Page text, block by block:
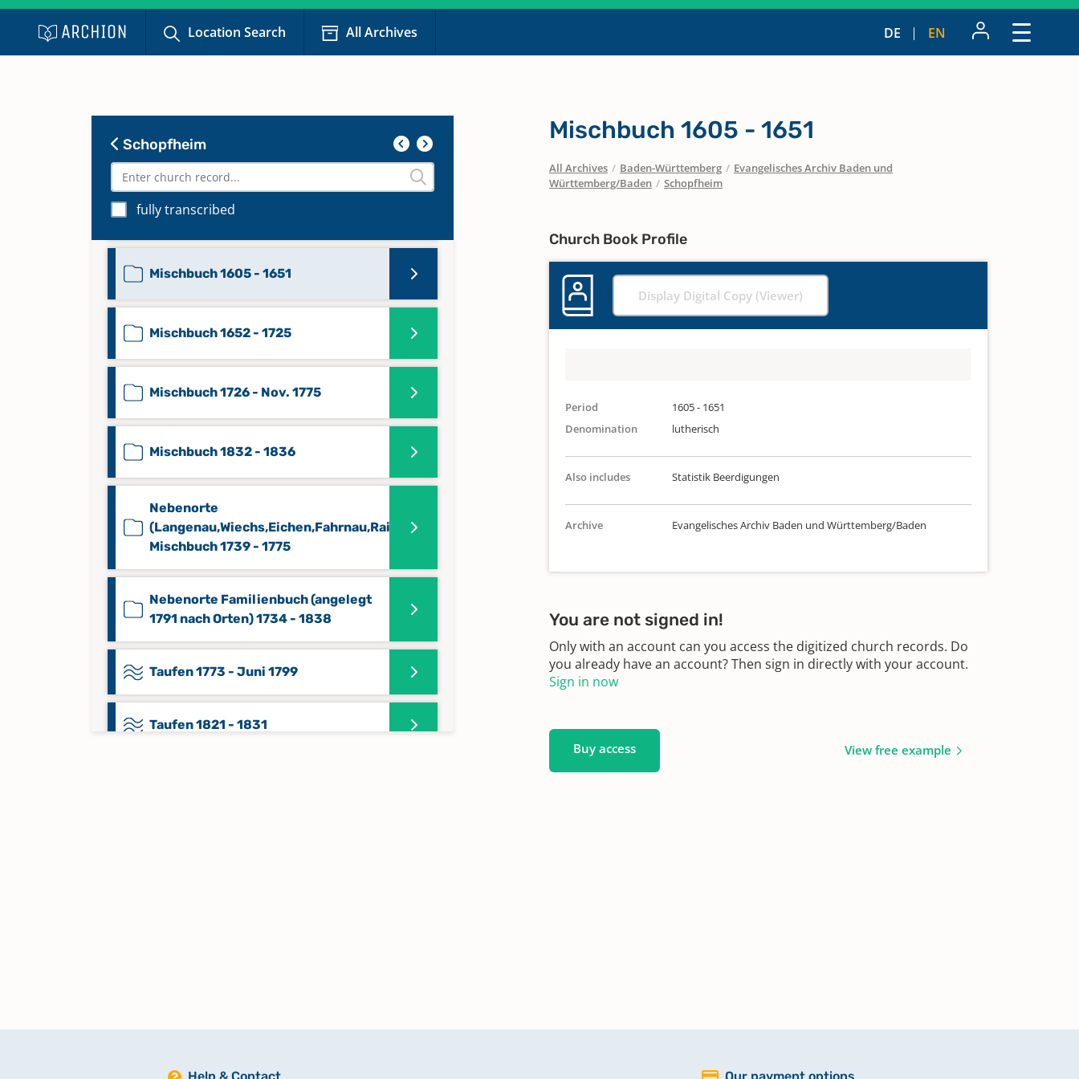
Location Search All Archives DE EN
Schopfheim
fully transcribed
Register
Keine verfügbaren Digitalisate
Familienbuch Okt. 1898 - 1909 mit
Register
Keine verfügbaren Digitalisate
Mischbuch 1605 - 1651
Mischbuch 1652 - 1725
Mischbuch 1726 - Nov. 1775
Mischbuch 1832 - 1836
Nebenorte
(Langenau,Wiechs,Eichen,Fahrnau,Raitbach)
Mischbuch 1739 - 1775
Nebenorte Familienbuch (angelegt
1791 nach Orten) 1734 - 1838
Taufen 1773 - Juni 1799
Taufen 1821 - 1831
Taufen 1934 - 1944
Mischbuch 1605 - 1651
All Archives / Baden-Württemberg / Evangelisches Archiv Baden und
Württemberg/Baden / Schopfheim
Church Book Profile
Display Digital Copy (Viewer)
Period
1605 - 1651
Denomination
lutherisch
Also includes Statistik Beerdigungen
Archive Evangelisches Archiv Baden und Württemberg/Baden
You are not signed in!
Only with an account can you access the digitized church records. Do
you already have an account? Then sign in directly with your account.
Sign in now
Buy access View free example